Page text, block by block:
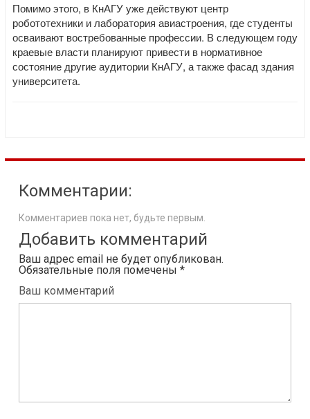
Помимо этого, в КнАГУ уже действуют центр
робототехники и лаборатория авиастроения, где студенты
осваивают востребованные профессии. В следующем году
краевые власти планируют привести в нормативное
состояние другие аудитории КнАГУ, а также фасад здания
университета.
Комментарии:
Комментариев пока нет, будьте первым.
Добавить комментарий
Ваш адрес email не будет опубликован.
Обязательные поля помечены *
Ваш комментарий